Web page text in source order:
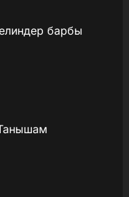
барбы